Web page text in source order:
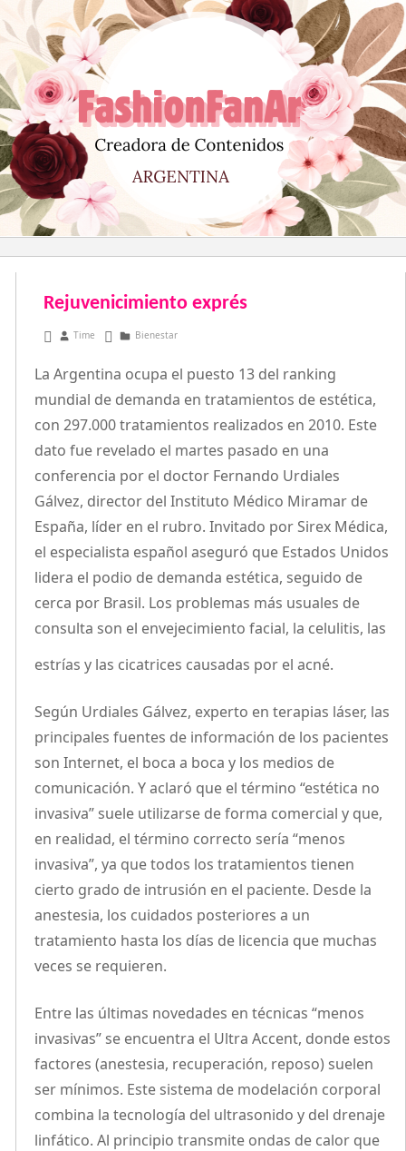
al
contenido
Rejuvenicimiento exprés
mayo 4, 2011
Time Bienestar
La Argentina ocupa el puesto 13 del ranking
mundial de demanda en tratamientos de estética,
con 297.000 tratamientos realizados en 2010. Este
dato fue revelado el martes pasado en una
conferencia por el doctor Fernando Urdiales
Gálvez, director del Instituto Médico Miramar de
España, líder en el rubro. Invitado por Sirex Médica,
el especialista español aseguró que Estados Unidos
lidera el podio de demanda estética, seguido de
cerca por Brasil. Los problemas más usuales de
consulta son el envejecimiento facial, la celulitis, las
estrías y las cicatrices causadas por el acné.
Según Urdiales Gálvez, experto en terapias láser, las
principales fuentes de información de los pacientes
son Internet, el boca a boca y los medios de
comunicación. Y aclaró que el término “estética no
invasiva” suele utilizarse de forma comercial y que,
en realidad, el término correcto sería “menos
invasiva”, ya que todos los tratamientos tienen
cierto grado de intrusión en el paciente. Desde la
anestesia, los cuidados posteriores a un
tratamiento hasta los días de licencia que muchas
veces se requieren.
Entre las últimas novedades en técnicas “menos
invasivas” se encuentra el Ultra Accent, donde estos
factores (anestesia, recuperación, reposo) suelen
ser mínimos. Este sistema de modelación corporal
combina la tecnología del ultrasonido y del drenaje
linfático. Al principio transmite ondas de calor que